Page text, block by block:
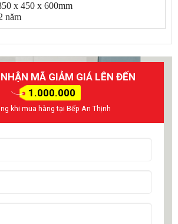
x 450 x 600mm
năm
MÃ GIẢM GIÁ LÊN ĐẾN
1.000.000
khi mua hàng tại Bếp An Thịnh